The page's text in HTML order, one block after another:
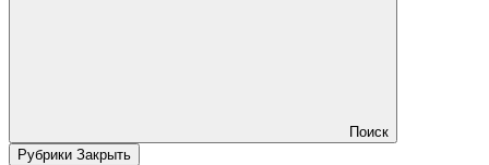
Поиск
Рубрики Закрыть